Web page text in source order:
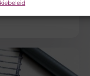
je hierbij te helpen.